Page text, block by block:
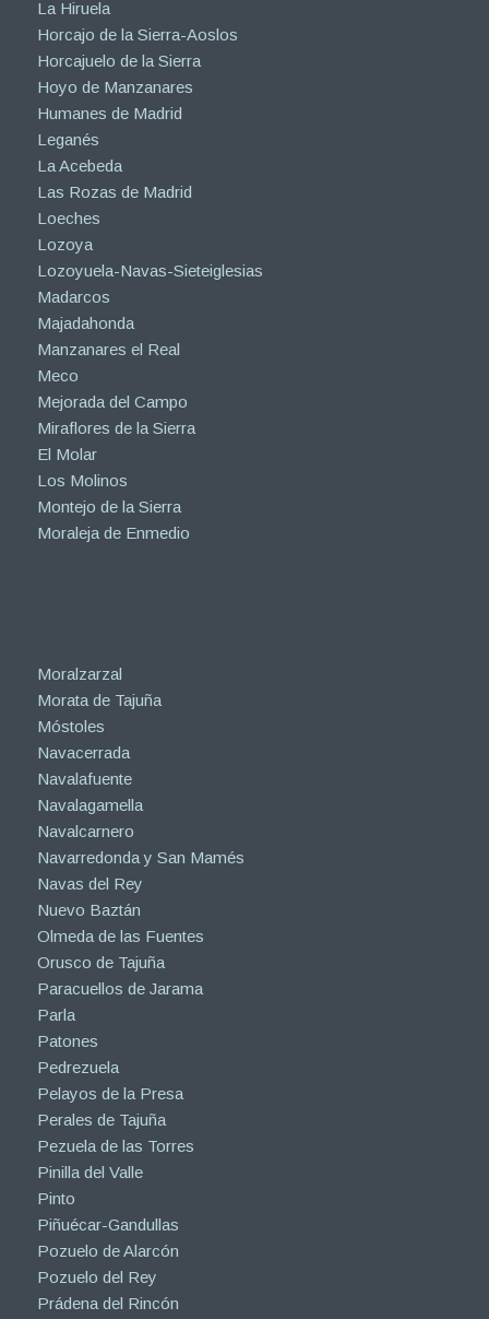
La Hiruela
Horcajo de la Sierra-Aoslos
Horcajuelo de la Sierra
Hoyo de Manzanares
Humanes de Madrid
Leganés
La Acebeda
Las Rozas de Madrid
Loeches
Lozoya
Lozoyuela-Navas-Sieteiglesias
Madarcos
Majadahonda
Manzanares el Real
Meco
Mejorada del Campo
Miraflores de la Sierra
El Molar
Los Molinos
Montejo de la Sierra
Moraleja de Enmedio
Moralzarzal
Morata de Tajuña
Móstoles
Navacerrada
Navalafuente
Navalagamella
Navalcarnero
Navarredonda y San Mamés
Navas del Rey
Nuevo Baztán
Olmeda de las Fuentes
Orusco de Tajuña
Paracuellos de Jarama
Parla
Patones
Pedrezuela
Pelayos de la Presa
Perales de Tajuña
Pezuela de las Torres
Pinilla del Valle
Pinto
Piñuécar-Gandullas
Pozuelo de Alarcón
Pozuelo del Rey
Prádena del Rincón